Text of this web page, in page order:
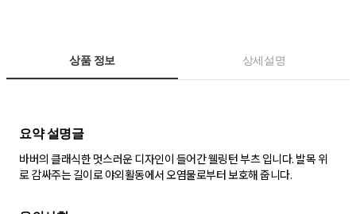
상품 정보 상세설명
요약 설명글
바버의 클래식한 멋스러운 디자인이 들어간 웰링턴 부츠 입니다. 발목 위
로 감싸주는 길이로 야외활동에서 오염물로부터 보호해 줍니다.